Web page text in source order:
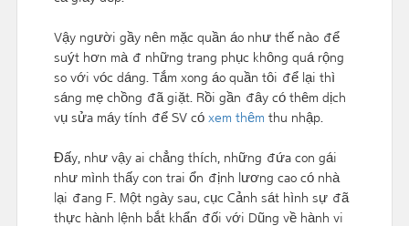
Vậy người gầy nên mặc quần áo như thế nào để
suýt hơn mà đ những trang phục không quá rộng
so với vóc dáng. Tắm xong áo quần tôi để lại thì
sáng mẹ chồng đã giặt. Rồi gần đây có thêm dịch
vụ sửa máy tính để SV có xem thêm thu nhập.
Đấy, như vậy ai chẳng thích, những đứa con gái
như mình thấy con trai ổn định lương cao có nhà
lại đang F. Một ngày sau, cục Cảnh sát hình sự đã
thực hành lệnh bắt khẩn đối với Dũng về hành vi